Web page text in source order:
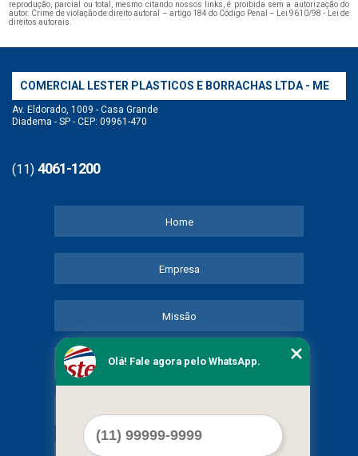
reprodução, parcial ou total, mesmo citando nossos links, é proibida sem a autorização do
autor. Crime de violação de direito autoral – artigo 184 do Código Penal – Lei 9610/98 - Lei de
direitos autorais.
COMERCIAL LESTER PLASTICOS E BORRACHAS LTDA - ME
Av. Eldorado, 1009 - Casa Grande
Diadema - SP - CEP: 09961-470
(11) 4061-1200
Home
Empresa
Missão
Serviços
Olá! Fale agora pelo WhatsApp.